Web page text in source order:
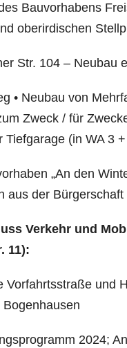
Bauvorhabens
oberirdischen
Str. 104 – Neubau
• Neubau von
Zweck / für
Tiefgarage (in WA 3
„An den
aus der Bürgerschaft
Verkehr und
11):
Vorfahrtsstraße und
2024;